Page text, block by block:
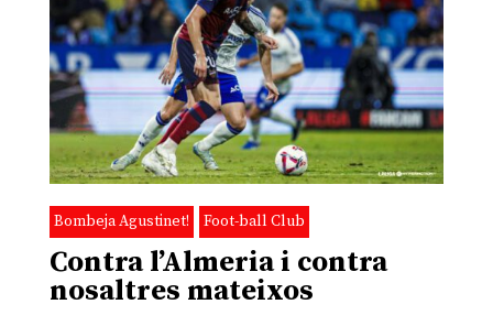
Bombeja Agustinet! Foot-ball Club
Contra l’Almeria i contra
nosaltres mateixos